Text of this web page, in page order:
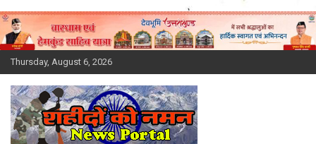
Skip
to
content
Thursday, August 6, 2026